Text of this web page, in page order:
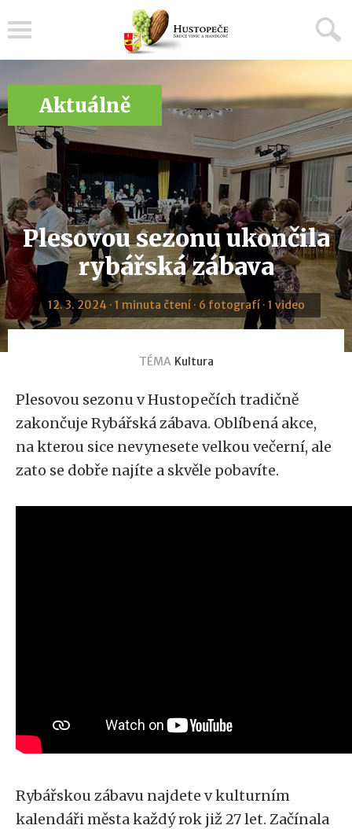
Aktuálně
Plesovou sezonu ukončila
rybářská zábava
12. 3. 2024 · 1 minuta čtení · 6 fotografí · 1 video
TÉMA Kultura
Plesovou sezonu v Hustopečích tradičně
zakončuje Rybářská zábava. Oblíbená akce,
na kterou sice nevynesete velkou večerní, ale
zato se dobře najíte a skvěle pobavíte.
Rybářskou zábavu najdete v kulturním
kalendáři města každý rok již 27 let. Začínala